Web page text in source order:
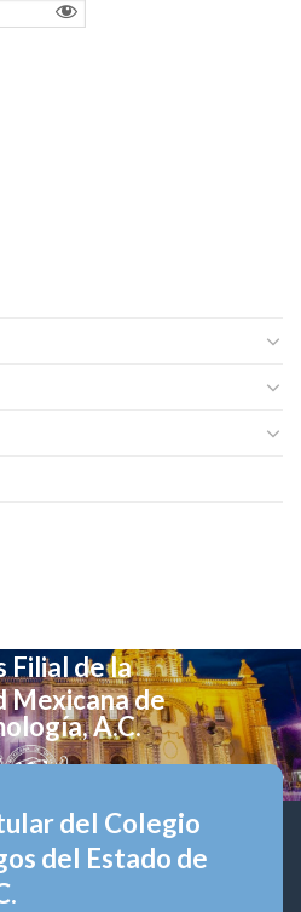
Filial de la
Mexicana de
A.C.
del Colegio
del Estado de